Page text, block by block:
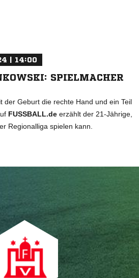
| 14:00
SPIELMACHER
der Geburt die rechte Hand und ein Teil
FUSSBALL.de erzählt der 21-Jährige,
Regionalliga spielen kann.